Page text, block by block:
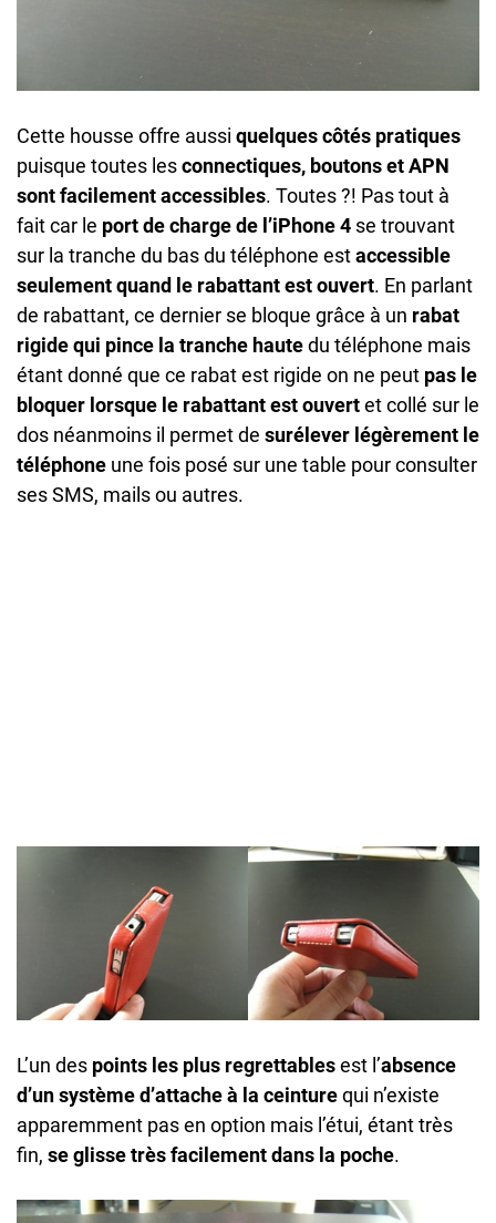
Cette housse offre aussi quelques côtés pratiques
puisque toutes lesconnectiques, boutons et APN
sont facilement accessibles. Toutes ?! Pas tout à
fait car le port de charge de l’iPhone 4 se trouvant
sur la tranche du bas du téléphone estaccessible
seulement quand le rabattant est ouvert. En parlant
de rabattant, ce dernier se bloque grâce à un rabat
rigide qui pince la tranche hautedu téléphone mais
étant donné que ce rabat est rigide on ne peut pas le
bloquer lorsque le rabattant est ouvertet collé sur le
dos néanmoins il permet de surélever légèrement le
téléphone une fois posé sur une table pour consulter
ses SMS, mails ou autres.
L’un des points les plus regrettablesest l’absence
d’un système d’attache à la ceinturequi n’existe
apparemment pas en option mais l’étui, étant très
fin, se glisse très facilement dans la poche.